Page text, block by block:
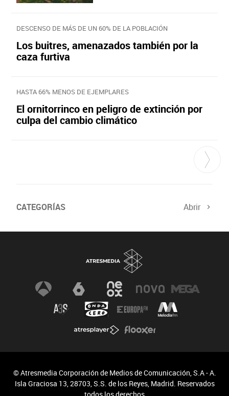
DESCENSO DE MÁS DE UN 60% DE LA POBLACIÓN
Los buitres, amenazados también por la
caza furtiva
HASTA 66% MENOS DE EJEMPLARES
El ornitorrinco en peligro de extinción por
culpa del cambio climático
CATEGORÍAS Abrir
© Atresmedia Corporación de Medios de Comunicación, S.A - A.
Isla Graciosa 13, 28703, S.S. de los Reyes, Madrid. Reservados